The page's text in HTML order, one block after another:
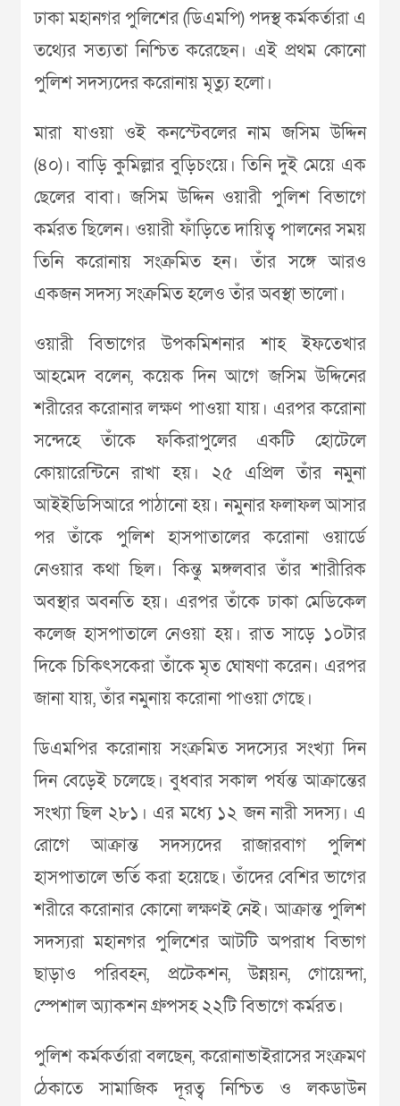
ঢাকা মহানগর পুলিশের (ডিএমপি) পদস্থ কর্মকর্তারা এ
তথ্যের সত্যতা নিশ্চিত করেছেন। এই প্রথম কোনো
পুলিশ সদস্যদের করোনায় মৃত্যু হলো।
মারা যাওয়া ওই কনস্টেবলের নাম জসিম উদ্দিন
(৪০)। বাড়ি কুমিল্লার বুড়িচংয়ে। তিনি দুই মেয়ে এক
ছেলের বাবা। জসিম উদ্দিন ওয়ারী পুলিশ বিভাগে
কর্মরত ছিলেন। ওয়ারী ফাঁড়িতে দায়িত্ব পালনের সময়
তিনি করোনায় সংক্রমিত হন। তাঁর সঙ্গে আরও
একজন সদস্য সংক্রমিত হলেও তাঁর অবস্থা ভালো।
ওয়ারী বিভাগের উপকমিশনার শাহ ইফতেখার
আহমেদ বলেন, কয়েক দিন আগে জসিম উদ্দিনের
শরীরের করোনার লক্ষণ পাওয়া যায়। এরপর করোনা
সন্দেহে তাঁকে ফকিরাপুলের একটি হোটেলে
কোয়ারেন্টিনে রাখা হয়। ২৫ এপ্রিল তাঁর নমুনা
আইইডিসিআরে পাঠানো হয়। নমুনার ফলাফল আসার
পর তাঁকে পুলিশ হাসপাতালের করোনা ওয়ার্ডে
নেওয়ার কথা ছিল। কিন্তু মঙ্গলবার তাঁর শারীরিক
অবস্থার অবনতি হয়। এরপর তাঁকে ঢাকা মেডিকেল
কলেজ হাসপাতালে নেওয়া হয়। রাত সাড়ে ১০টার
দিকে চিকিৎসকেরা তাঁকে মৃত ঘোষণা করেন। এরপর
জানা যায়, তাঁর নমুনায় করোনা পাওয়া গেছে।
ডিএমপির করোনায় সংক্রমিত সদস্যের সংখ্যা দিন
দিন বেড়েই চলেছে। বুধবার সকাল পর্যন্ত আক্রান্তের
সংখ্যা ছিল ২৮১। এর মধ্যে ১২ জন নারী সদস্য। এ
রোগে আক্রান্ত সদস্যদের রাজারবাগ পুলিশ
হাসপাতালে ভর্তি করা হয়েছে। তাঁদের বেশির ভাগের
শরীরে করোনার কোনো লক্ষণই নেই। আক্রান্ত পুলিশ
সদস্যরা মহানগর পুলিশের আটটি অপরাধ বিভাগ
ছাড়াও পরিবহন, প্রটেকশন, উন্নয়ন, গোয়েন্দা,
স্পেশাল অ্যাকশন গ্রুপসহ ২২টি বিভাগে কর্মরত।
পুলিশ কর্মকর্তারা বলছেন, করোনাভাইরাসের সংক্রমণ
ঠেকাতে সামাজিক দূরত্ব নিশ্চিত ও লকডাউন